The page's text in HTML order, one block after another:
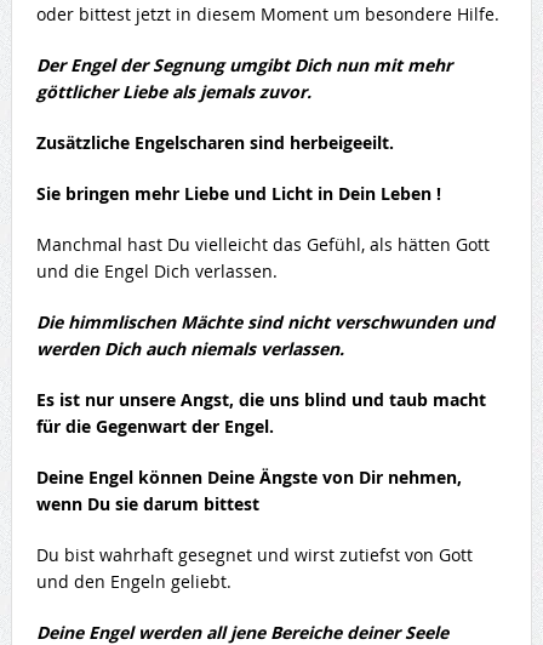
oder bittest jetzt in diesem Moment um besondere Hilfe.
Der Engel der Segnung umgibt Dich nun mit mehr
göttlicher Liebe als jemals zuvor.
Zusätzliche Engelscharen sind herbeigeeilt.
Sie bringen mehr Liebe und Licht in Dein Leben !
Manchmal hast Du vielleicht das Gefühl, als hätten Gott
und die Engel Dich verlassen.
Die himmlischen Mächte sind nicht verschwunden und
werden Dich auch niemals verlassen.
Es ist nur unsere Angst, die uns blind und taub macht
für die Gegenwart der Engel.
Deine Engel können Deine Ängste von Dir nehmen,
wenn Du sie darum bittest
Du bist wahrhaft gesegnet und wirst zutiefst von Gott
und den Engeln geliebt.
Deine Engel werden all jene Bereiche deiner Seele